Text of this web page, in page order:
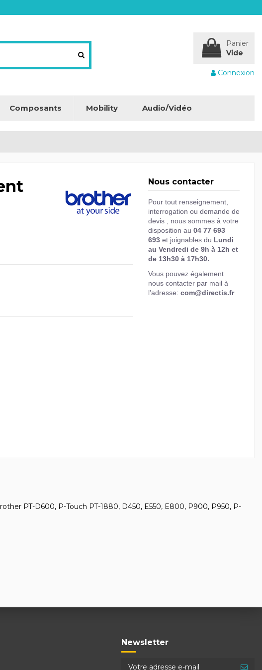
Panier
Vide
Connexion
Composants Mobility Audio/Vidéo
Nous contacter
Pour tout renseignement,
interrogation ou demande de
devis , nous sommes à votre
disposition au 04 77 693
693et joignables du Lundi
au Vendredi de 9h à 12h et
de 13h30 à 17h30.
Vous pouvez également
nous contacter par mail à
l'adresse: com@directis.fr
PT-D600, P-Touch PT-1880, D450, E550, E800, P900, P950, P-
Newsletter